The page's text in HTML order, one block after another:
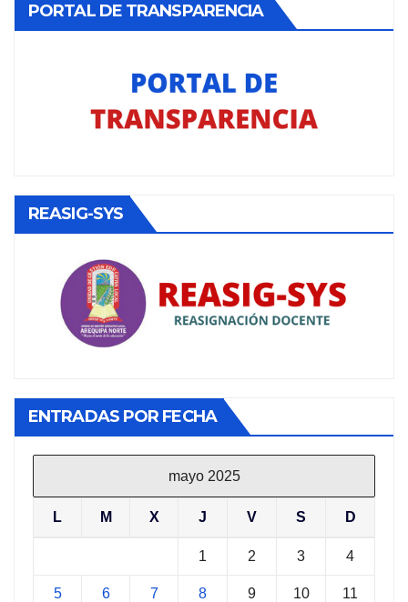
PORTAL DE TRANSPARENCIA
REASIG-SYS
ENTRADAS POR FECHA
mayo 2025
L M X J V S D
1 2 3 4
5 6 7 8 9 10 11